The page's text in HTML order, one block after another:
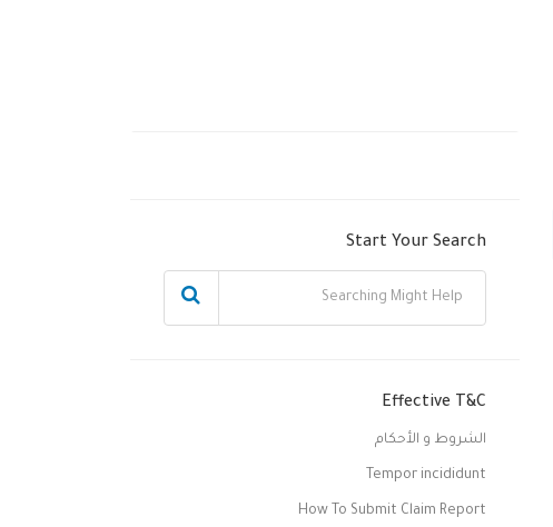
Start Your Search
Effective T&C
الشروط و الأحكام
Tempor incididunt
How To Submit Claim Report